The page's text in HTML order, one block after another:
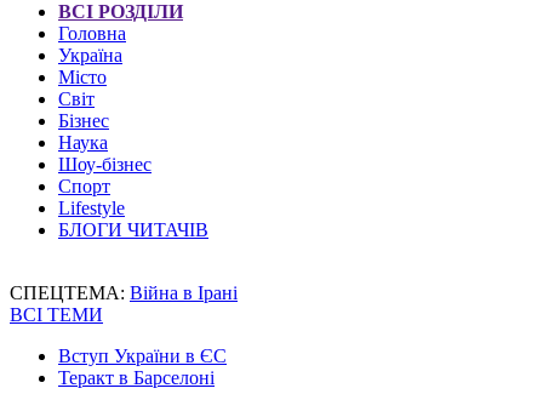
ВСІ РОЗДІЛИ
Головна
Україна
Місто
Світ
Бізнес
Наука
Шоу-бізнес
Спорт
Lifestyle
БЛОГИ ЧИТАЧІВ
СПЕЦТЕМА: Війна в Ірані
ВСІ ТЕМИ
Вступ України в ЄС
Теракт в Барселоні